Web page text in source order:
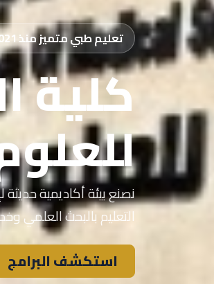
تعليم طبي متميز منذ 2021
كلية
نصنع بيئة أكاديمية
التعليم بالبحث العلمي
استكشف البرامج